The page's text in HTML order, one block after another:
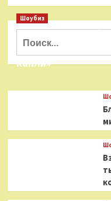
В
бывший
муж
Смирновой
Шоубиз
Даня Милохин
Соловьеву: «Ты
капли»